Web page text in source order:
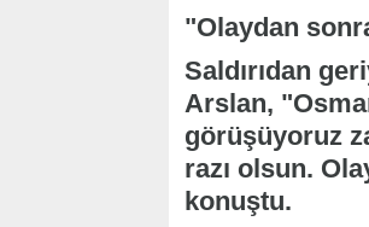
"Olaydan
Saldırıdan
Arslan,
görüşüyoruz
razı olsun.
konuştu.